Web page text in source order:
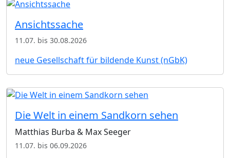
Ansichtssache
11.07. bis 30.08.2026
neue Gesellschaft für bildende Kunst (nGbK)
Die Welt in einem Sandkorn sehen
Matthias Burba & Max Seeger
11.07. bis 06.09.2026